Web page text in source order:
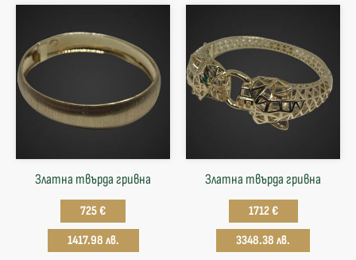
Златна твърда гривнa
725 €
1417.98 лв.
Златна твърда гривнa
1712 €
3348.38 лв.